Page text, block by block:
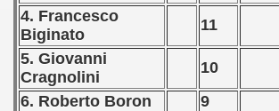
4. Francesco
Biginato
11
5. Giovanni
Cragnolini
10
6. Roberto Boron
9
- 2017
- 2019
- 2020